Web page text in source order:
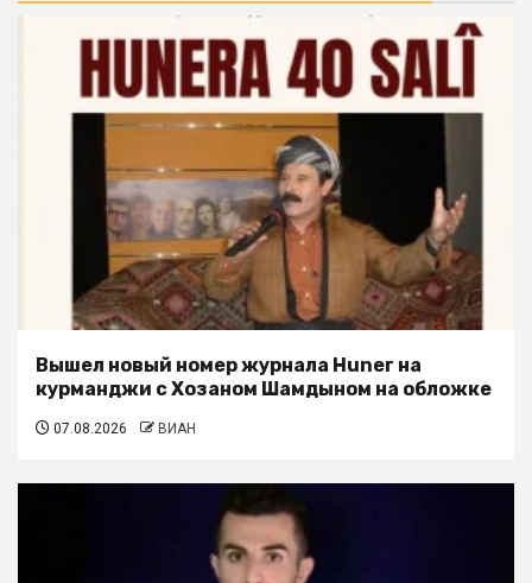
Вышел новый номер журнала Huner на
курманджи с Хозаном Шамдыном на обложке
07.08.2026 ВИАН